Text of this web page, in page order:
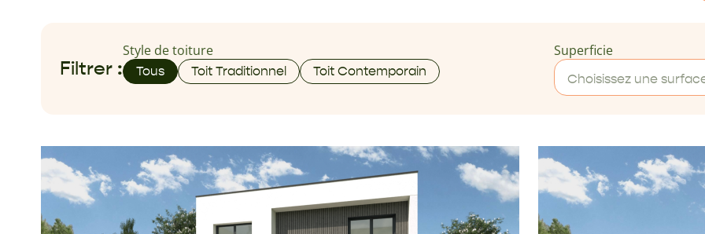
Filtrer :
Style de toiture
Tous Toit Traditionnel Toit Contemporain
Superficie
Choisissez une